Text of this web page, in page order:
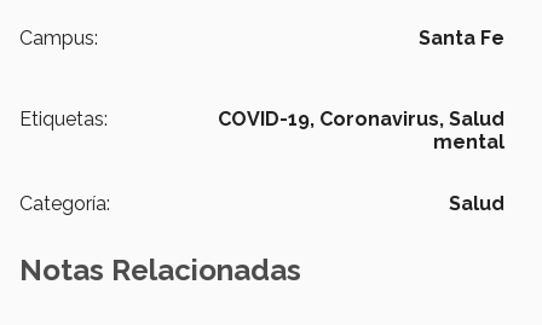
Campus: Santa Fe
Etiquetas: COVID-19, Coronavirus, Salud
mental
Categoría: Salud
Notas Relacionadas